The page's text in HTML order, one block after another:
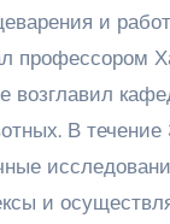
и
профессором
возглавил
В
и